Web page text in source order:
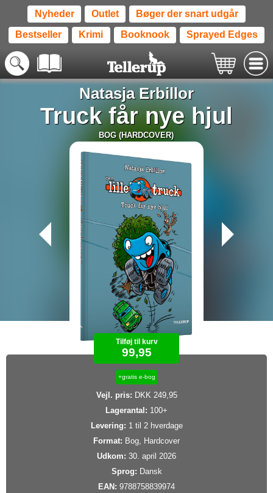
Nyheder Outlet Bøger der snart udgår
Bestseller Krimi Booknook Sprayed Edges
Natasja Erbillor
Truck får nye hjul
BOG (HARDCOVER)
Tilføj til kurv
99,95
+gratis e-bog
Vejl. pris: DKK 249,95
Lagerantal: 100+
Levering: 1 til 2 hverdage
Format: Bog, Hardcover
Udkom: 30. april 2026
Sprog: Dansk
EAN: 9788758839974